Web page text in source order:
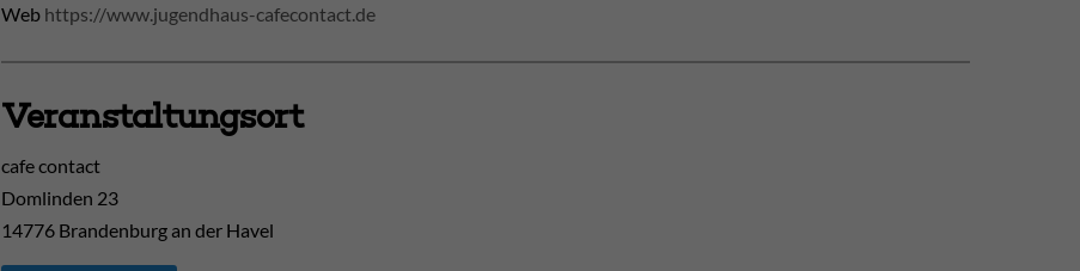
Web https://www.jugendhaus-cafecontact.de
Veranstaltungsort
cafe contact
Domlinden 23
14776 Brandenburg an der Havel